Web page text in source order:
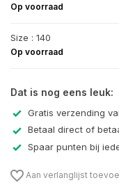
Op voorraad
Size : 140
Op voorraad
Dat is nog eens leuk:
Gratis verzending
Betaal direct of
Spaar punten bij
Aan verlanglijst